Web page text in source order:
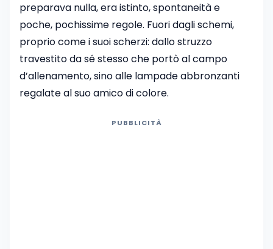
preparava nulla, era istinto, spontaneità e
poche, pochissime regole. Fuori dagli schemi,
proprio come i suoi scherzi: dallo struzzo
travestito da sé stesso che portò al campo
d’allenamento, sino alle lampade abbronzanti
regalate al suo amico di colore.
PUBBLICITÀ